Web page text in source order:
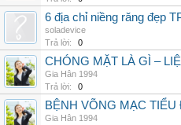
6 địa chỉ niềng răng đẹp
soladevice
Trả lời:
0
CHÓNG MẶT LÀ GÌ –
Gia Hân 1994
Trả lời:
0
BỆNH VÕNG MẠC
Gia Hân 1994